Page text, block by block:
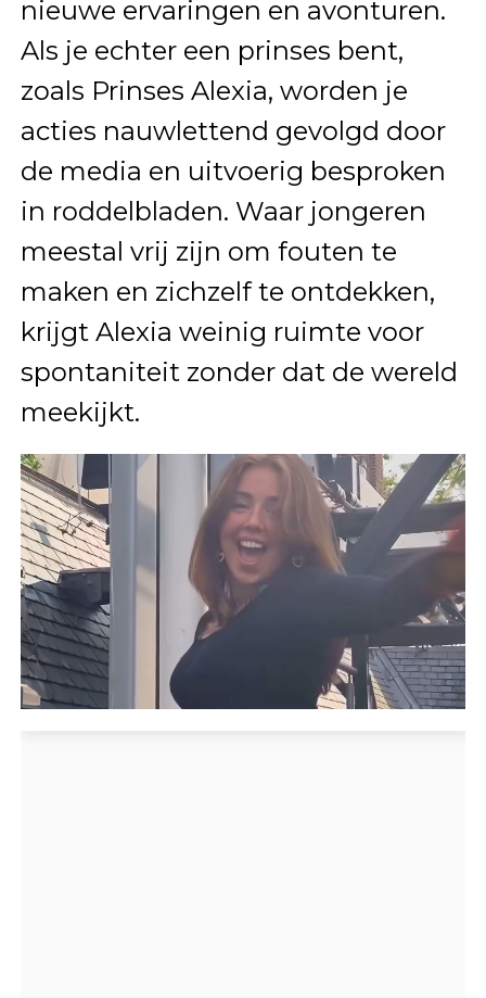
nieuwe ervaringen en avonturen.
Als je echter een prinses bent,
zoals Prinses Alexia, worden je
acties nauwlettend gevolgd door
de media en uitvoerig besproken
in roddelbladen. Waar jongeren
meestal vrij zijn om fouten te
maken en zichzelf te ontdekken,
krijgt Alexia weinig ruimte voor
spontaniteit zonder dat de wereld
meekijkt.